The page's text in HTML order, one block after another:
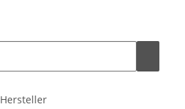
Hersteller